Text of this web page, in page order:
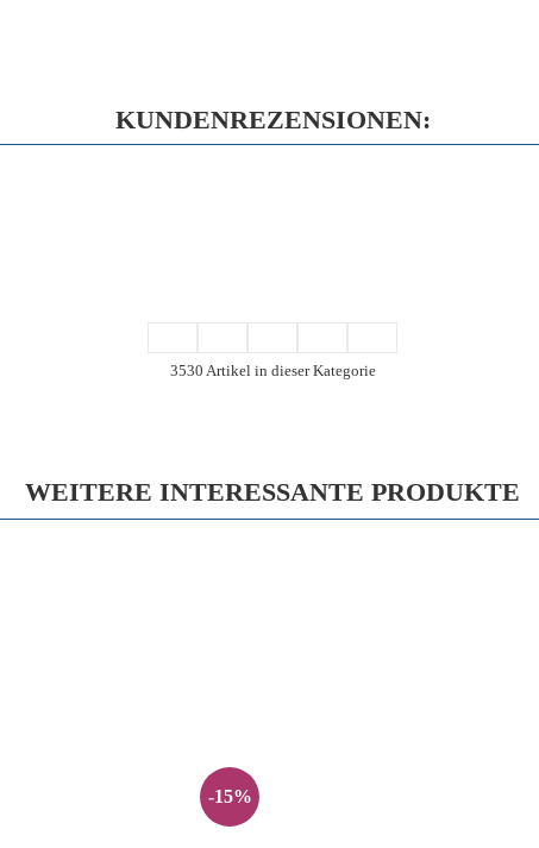
KUNDENREZENSIONEN:
3530 Artikel in dieser Kategorie
WEITERE INTERESSANTE PRODUKTE
-15%